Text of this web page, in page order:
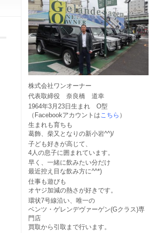
株式会社ワンオーナー
代表取締役 奈良橋 道幸
1964年3月23日生まれ O型
（Facebookアカウントは こちら ）
生まれも育ちも
葛飾、柴又となりの新小岩^^)/
子ども好きが高じて、
4人の息子に囲まれています。
早く、一緒に飲みたい分だけ
最近控え目な飲み方に^^*)
仕事も遊びも
オヤジ加減の熱さが好きです。
環状7号線沿い、唯一の
ベンツ・ゲレンデヴァーゲン(Gクラス)専
門店
買取から引取まで行います。